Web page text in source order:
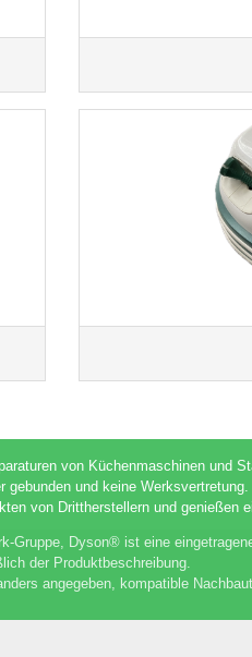
von Küchenmaschinen und
gebunden und keine Werksvertretung.
von Drittherstellern und genießen
Gruppe, Dyson® ist eine
der Produktbeschreibung.
angegeben, kompatible